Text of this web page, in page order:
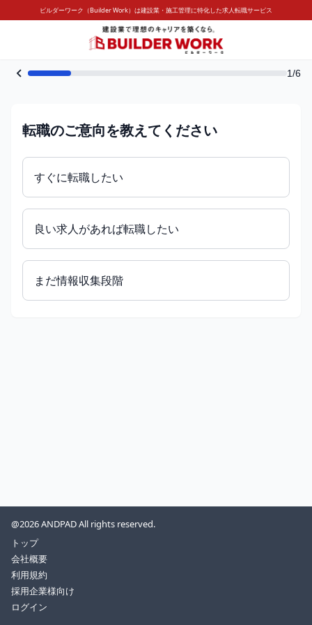
ビルダーワーク（Builder Work）は建設業・施工管理に特化した求人転職サービス
1/6
転職のご意向を教えてください
すぐに転職したい
良い求人があれば転職したい
まだ情報収集段階
@2026 ANDPAD All rights reserved.
トップ
会社概要
利用規約
採用企業様向け
ログイン